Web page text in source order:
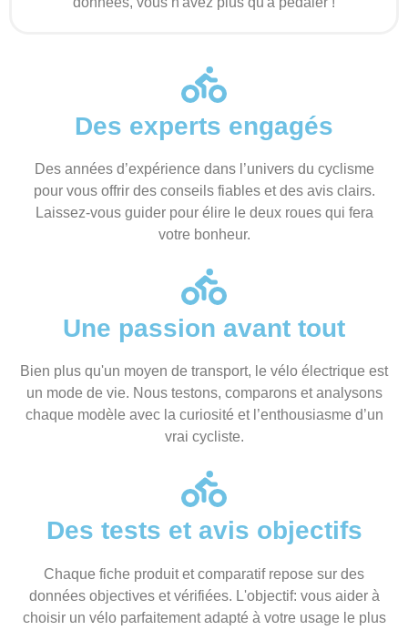
Des experts engagés
Des années d’expérience dans l’univers du cyclisme
pour vous offrir des conseils fiables et des avis clairs.
Laissez-vous guider pour élire le deux roues qui fera
votre bonheur.
Une passion avant tout
Bien plus qu'un moyen de transport, le vélo électrique est
un mode de vie. Nous testons, comparons et analysons
chaque modèle avec la curiosité et l’enthousiasme d’un
vrai cycliste.
Des tests et avis objectifs
Chaque fiche produit et comparatif repose sur des
données objectives et vérifiées. L'objectif: vous aider à
choisir un vélo parfaitement adapté à votre usage le plus